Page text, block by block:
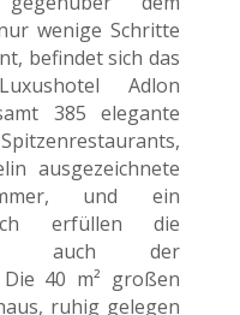
wenige Schritte
befindet sich das
Adlon
385 elegante
ausgezeichnete
und ein
erfüllen die
auch der
Die 40 m² großen
ruhig gelegen